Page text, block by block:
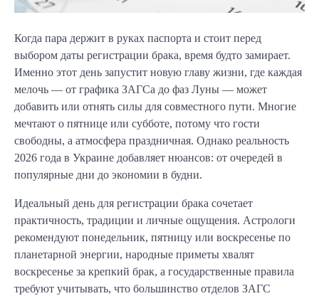
Когда пара держит в руках паспорта и стоит перед
выбором даты регистрации брака, время будто замирает.
Именно этот день запустит новую главу жизни, где каждая
мелочь — от графика ЗАГСа до фаз Луны — может
добавить или отнять силы для совместного пути. Многие
мечтают о пятнице или субботе, потому что гости
свободны, а атмосфера праздничная. Однако реальность
2026 года в Украине добавляет нюансов: от очередей в
популярные дни до экономии в будни.
Идеальный день для регистрации брака сочетает
практичность, традиции и личные ощущения. Астрологи
рекомендуют понедельник, пятницу или воскресенье по
планетарной энергии, народные приметы хвалят
воскресенье за крепкий брак, а государственные правила
требуют учитывать, что большинство отделов ЗАГС